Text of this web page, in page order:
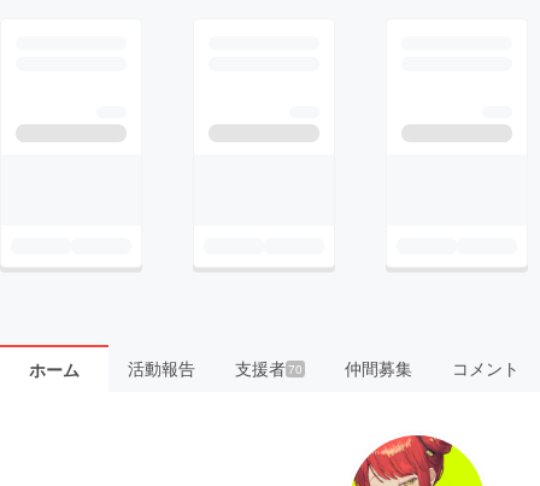
ホーム 活動報告 支援者70 仲間募集 コメント